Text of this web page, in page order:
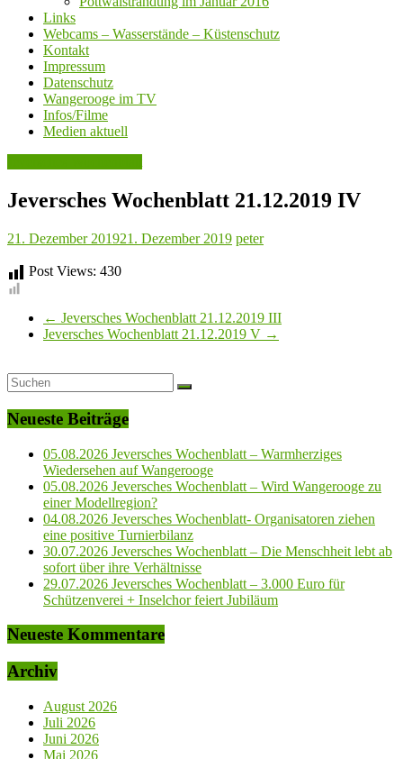
Links
Webcams – Wasserstände – Küstenschutz
Kontakt
Impressum
Datenschutz
Wangerooge im TV
Infos/Filme
Medien aktuell
Jeversches Wochenblatt 21.12.2019 IV
21. Dezember 201921. Dezember 2019 peter
Post Views: 430
← Jeversches Wochenblatt 21.12.2019 III
Jeversches Wochenblatt 21.12.2019 V →
Neueste Beiträge
05.08.2026 Jeversches Wochenblatt – Warmherziges
Wiedersehen auf Wangerooge
05.08.2026 Jeversches Wochenblatt – Wird Wangerooge zu
einer Modellregion?
04.08.2026 Jeversches Wochenblatt- Organisatoren ziehen
eine positive Turnierbilanz
30.07.2026 Jeversches Wochenblatt – Die Menschheit lebt ab
sofort über ihre Verhältnisse
29.07.2026 Jeversches Wochenblatt – 3.000 Euro für
Schützenverei + Inselchor feiert Jubiläum
Neueste Kommentare
Archiv
August 2026
Juli 2026
Juni 2026
Mai 2026